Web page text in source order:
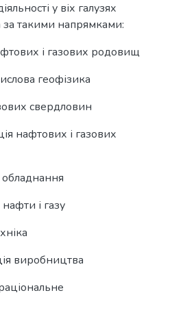
у віх галузях
за такими напрямками:
і газових родовищ
геофізика
свердловин
нафтових і газових
і газу
виробництва